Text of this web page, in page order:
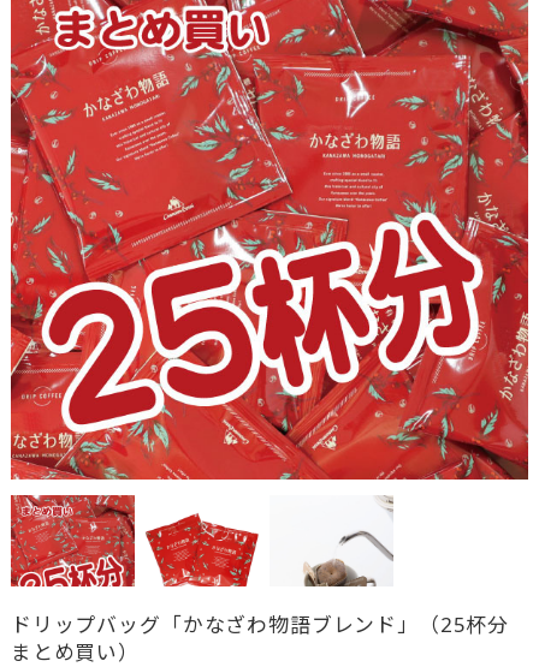
ドリップバッグ「かなざわ物語ブレンド」（25杯分
まとめ買い）